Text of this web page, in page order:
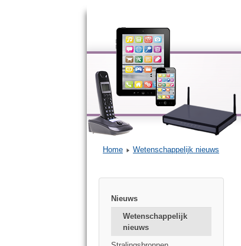
Home Wetenschappelijk nieuws
Nieuws
Wetenschappelijk
nieuws